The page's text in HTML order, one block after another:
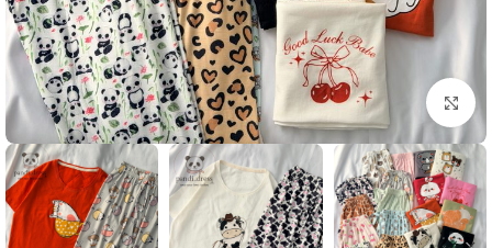
بزرگنمایی تصویر